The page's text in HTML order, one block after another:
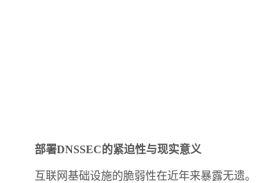
部署DNSSEC的紧迫性与现实意义
互联网基础设施的脆弱性在近年来暴露无遗。